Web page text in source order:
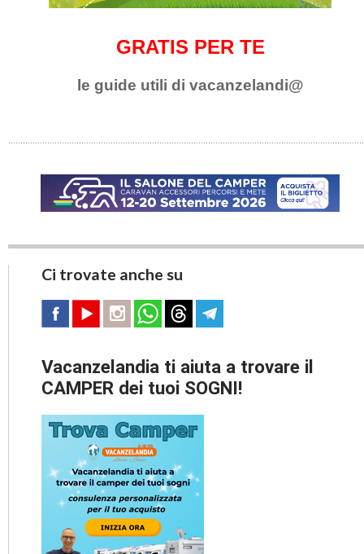
GRATIS PER TE
le guide utili di vacanzelandi@
Ci trovate anche su
Vacanzelandia ti aiuta a trovare il
CAMPER dei tuoi SOGNI!